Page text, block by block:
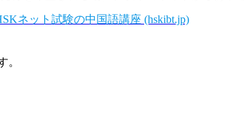
ネット試験の中国語講座 (hskibt.jp)
。